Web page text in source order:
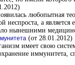
любопытная
а является
нынешними
(от 28.01.2012)
имеет свою
иммунитета,